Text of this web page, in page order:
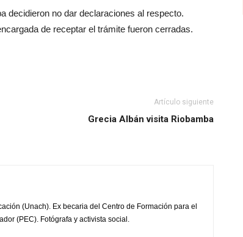
decidieron no dar declaraciones al respecto.
de receptar el trámite fueron cerradas.
Artículo siguiente
Grecia Albán visita Riobamba
(Unach). Ex becaria del Centro de Formación para el
(PEC). Fotógrafa y activista social.